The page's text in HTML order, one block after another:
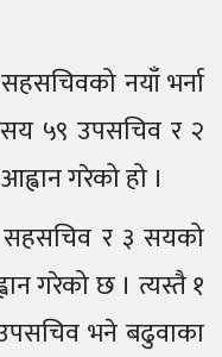
नयाँ भर्ना
५९ उपसचिव र २
गरेको हो ।
र ३ सयको
गरेको छ । त्यस्तै १
भने बढुवाका